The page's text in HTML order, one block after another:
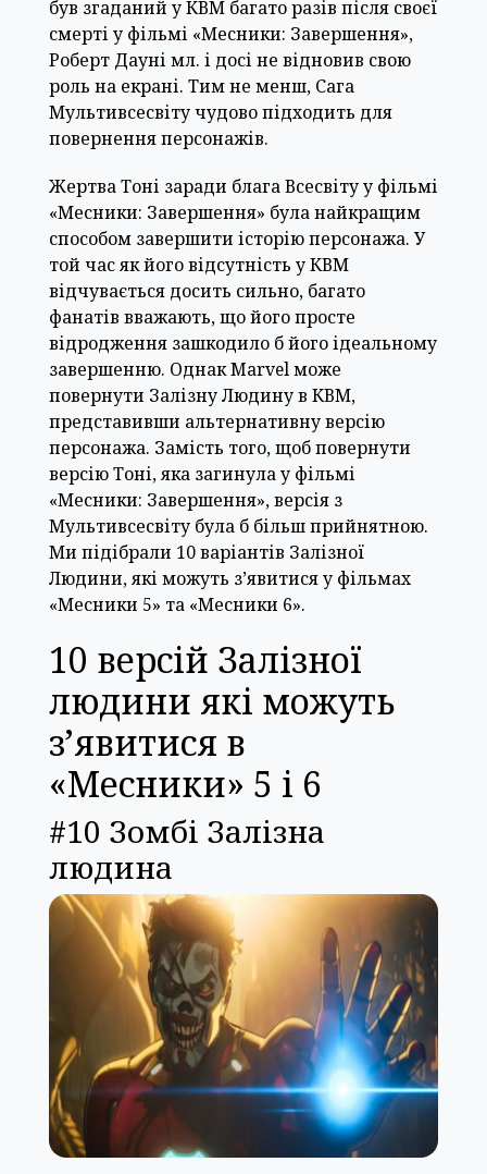
був згаданий у КВМ багато разів після своєї
смерті у фільмі «Месники: Завершення»,
Роберт Дауні мл. і досі не відновив свою
роль на екрані. Тим не менш, Сага
Мультивсесвіту чудово підходить для
повернення персонажів.
Жертва Тоні заради блага Всесвіту у фільмі
«Месники: Завершення» була найкращим
способом завершити історію персонажа. У
той час як його відсутність у КВМ
відчувається досить сильно, багато
фанатів вважають, що його просте
відродження зашкодило б його ідеальному
завершенню. Однак Marvel може
повернути Залізну Людину в КВМ,
представивши альтернативну версію
персонажа. Замість того, щоб повернути
версію Тоні, яка загинула у фільмі
«Месники: Завершення», версія з
Мультивсесвіту була б більш прийнятною.
Ми підібрали 10 варіантів Залізної
Людини, які можуть з’явитися у фільмах
«Месники 5» та «Месники 6».
10 версій Залізної
людини які можуть
з’явитися в
«Месники» 5 і 6
#10 Зомбі Залізна
людина